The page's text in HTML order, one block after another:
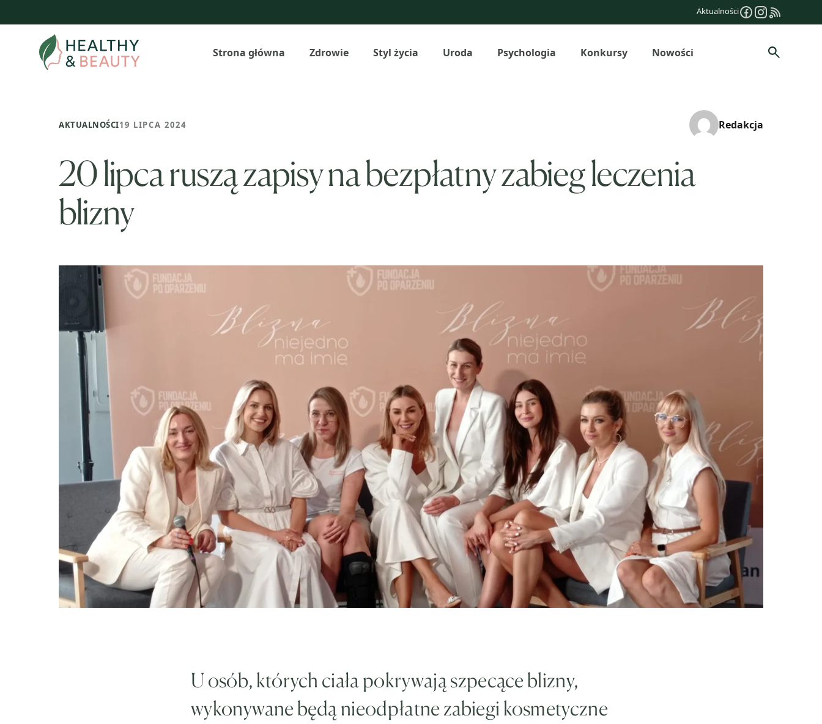
do
Aktualności
Strona główna Zdrowie Styl życia Uroda Psychologia Konkursy Nowości Szukaj
AKTUALNOŚCI19 LIPCA 2024 Redakcja
20 lipca ruszą zapisy na bezpłatny zabieg leczenia
blizny
U osób, których ciała pokrywają szpecące blizny,
wykonywane będą nieodpłatne zabiegi kosmetyczne